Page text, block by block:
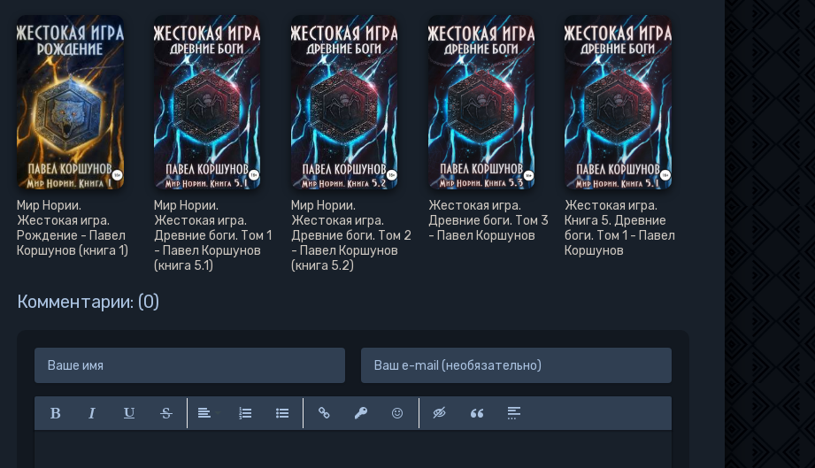
Мир Нории.
Жестокая игра.
Рождение - Павел
Коршунов (книга 1)
Мир Нории.
Жестокая игра.
Древние боги. Том 1
- Павел Коршунов
(книга 5.1)
Мир Нории.
Жестокая игра.
Древние боги. Том 2
- Павел Коршунов
(книга 5.2)
Жестокая игра.
Древние боги. Том 3
- Павел Коршунов
Жестокая игра.
Книга 5. Древние
боги. Том 1 - Павел
Коршунов
Комментарии: (0)